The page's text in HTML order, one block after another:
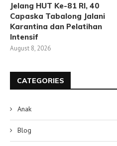
Jelang HUT Ke-81 RI, 40
Capaska Tabalong Jalani
Karantina dan Pelatihan
Intensif
August 8, 2026
CATEGORIES
Anak
Blog